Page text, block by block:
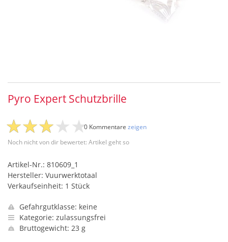
Pyro Expert Schutzbrille
Noch nicht von dir bewertet: Artikel geht so
0 Kommentare zeigen
Artikel-Nr.: 810609_1
Hersteller: Vuurwerktotaal
Verkaufseinheit: 1 Stück
Gefahrgutklasse: keine
Kategorie: zulassungsfrei
Bruttogewicht: 23 g